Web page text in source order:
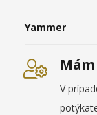
Yammer
V